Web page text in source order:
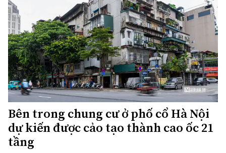
Bên trong chung cư ở phố cổ Hà Nội
dự kiến được cảo tạo thành cao ốc 21
tầng